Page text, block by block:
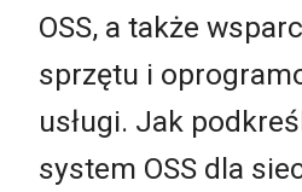
OSS, a także
sprzętu i
usługi. Jak
system OSS dla